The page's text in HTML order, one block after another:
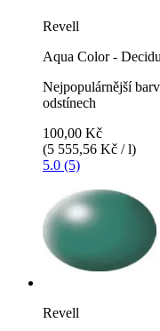
Revell
Aqua Color -
Nejpopulárnější
odstínech
100,00 Kč
(5 555,56 Kč / l)
5.0 (5)
Revell